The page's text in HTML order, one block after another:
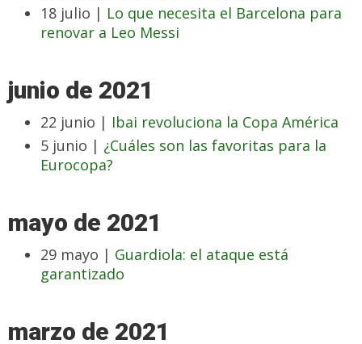
18 julio | Lo que necesita el Barcelona para
renovar a Leo Messi
junio de 2021
22 junio | Ibai revoluciona la Copa América
5 junio | ¿Cuáles son las favoritas para la
Eurocopa?
mayo de 2021
29 mayo | Guardiola: el ataque está
garantizado
marzo de 2021